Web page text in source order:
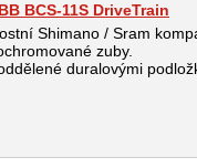
BCS-11S DriveTrain
Shimano / Sram
zuby.
duralovými